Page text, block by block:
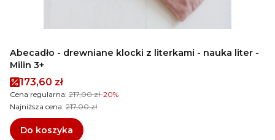
Abecadło - drewniane klocki z literkami - nauka liter -
Milin 3+
Cena promocyjna
173,60 zł
Cena regularna: 217,00 zł-20%
Najniższa cena: 217,00 zł
Do koszyka